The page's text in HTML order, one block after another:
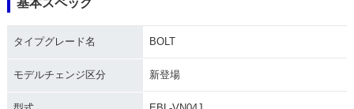
S・マイナーチェン
ーチェンジ
タイプグレード名 BOLT
モデルチェンジ区分 新登場